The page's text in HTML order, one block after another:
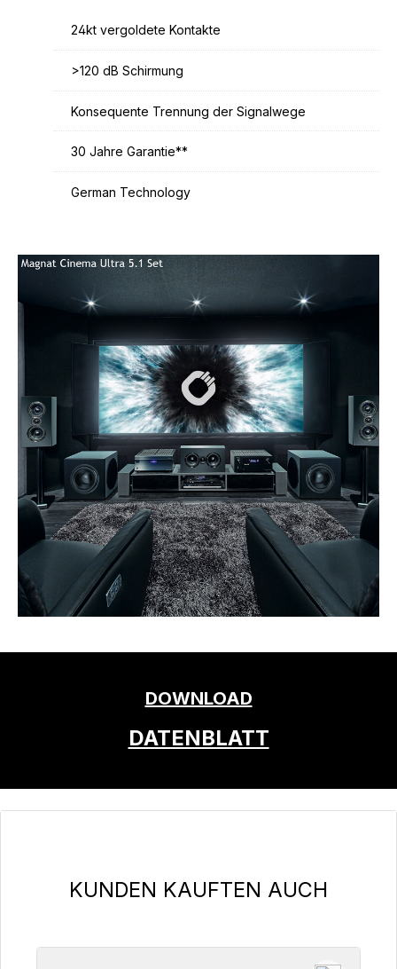
24kt vergoldete Kontakte
>120 dB Schirmung
Konsequente Trennung der Signalwege
30 Jahre Garantie**
German Technology
DOWNLOAD
DATENBLATT
Produktgalerie überspringen
KUNDEN KAUFTEN AUCH